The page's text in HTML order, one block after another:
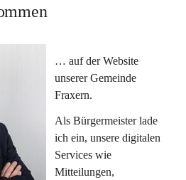
… auf der Website
unserer Gemeinde
Fraxern.
Als Bürgermeister lade
ich ein, unsere digitalen
Services wie
Mitteilungen,